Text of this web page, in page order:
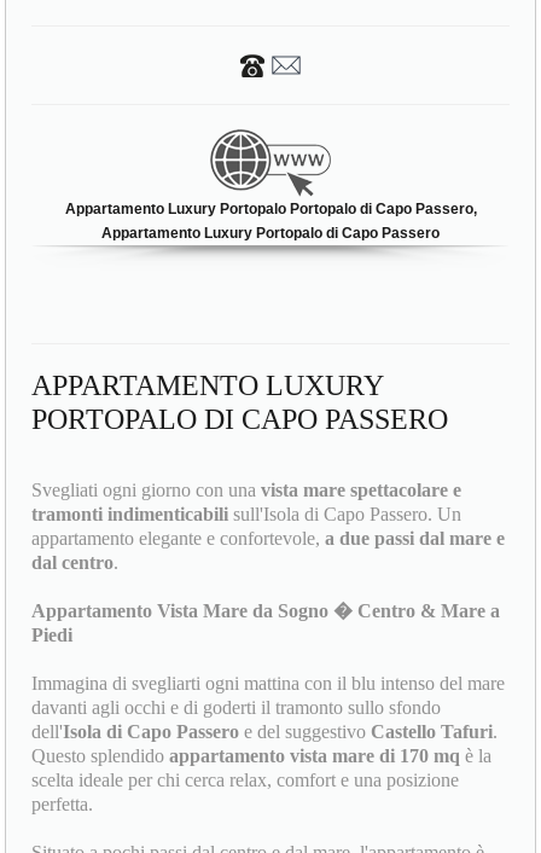
Appartamento Luxury Portopalo Portopalo di Capo Passero,
Appartamento Luxury Portopalo di Capo Passero
APPARTAMENTO LUXURY
PORTOPALO DI CAPO PASSERO
Svegliati ogni giorno con unavista mare spettacolare e
tramonti indimenticabili sull'Isola di Capo Passero. Un
appartamento elegante e confortevole,a due passi dal mare e
dal centro.
Appartamento Vista Mare da Sogno � Centro & Mare a
Piedi
Immagina di svegliarti ogni mattina con il blu intenso del mare
davanti agli occhi e di goderti il tramonto sullo sfondo
dell'Isola di Capo Passero e del suggestivo Castello Tafuri.
Questo splendidoappartamento vista mare di 170 mq è la
scelta ideale per chi cerca relax, comfort e una posizione
perfetta.